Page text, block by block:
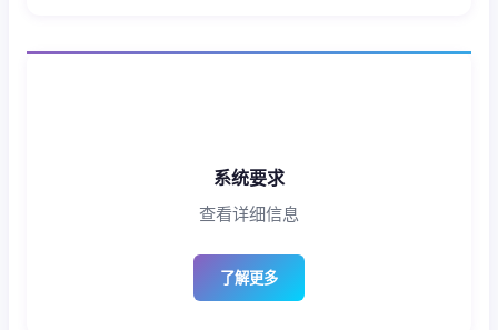
系统要求
查看详细信息
了解更多